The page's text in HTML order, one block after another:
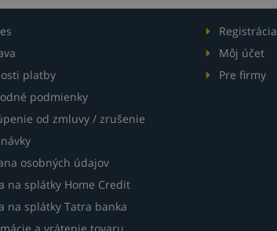
platby
podmienky
od zmluvy / zrušenie
osobných údajov
na splátky Home Credit
na splátky Tatra banka
Registrácia
Môj účet
Pre firmy